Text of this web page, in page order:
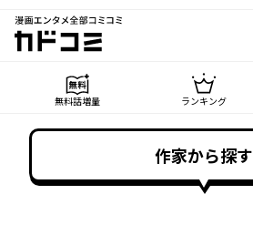
漫画エンタメ全部コミコミ
カドコミ
無料話増量 ランキング
作家から探す